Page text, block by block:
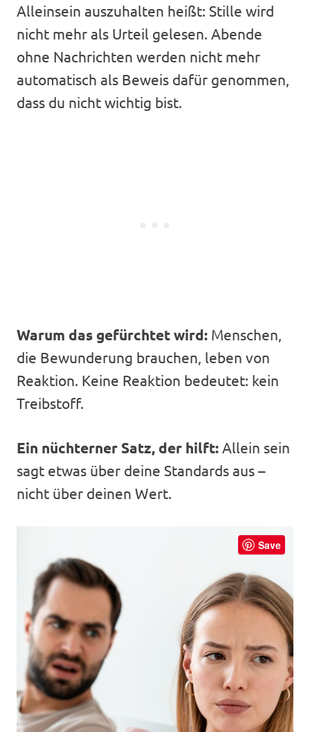
Alleinsein auszuhalten heißt: Stille wird
nicht mehr als Urteil gelesen. Abende
ohne Nachrichten werden nicht mehr
automatisch als Beweis dafür genommen,
dass du nicht wichtig bist.
Warum das gefürchtet wird: Menschen,
die Bewunderung brauchen, leben von
Reaktion. Keine Reaktion bedeutet: kein
Treibstoff.
Ein nüchterner Satz, der hilft: Allein sein
sagt etwas über deine Standards aus –
nicht über deinen Wert.
Save